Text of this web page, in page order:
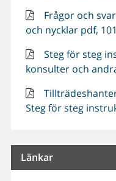
Frågor och
och nycklar pdf,
Steg för steg
konsulter och
Steg för steg
Länkar